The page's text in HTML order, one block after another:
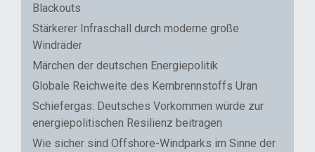
Blackouts
Stärkerer Infraschall durch moderne große
Windräder
Märchen der deutschen Energiepolitik
Globale Reichweite des Kernbrennstoffs Uran
Schiefergas: Deutsches Vorkommen würde zur
energiepolitischen Resilienz beitragen
Wie sicher sind Offshore-Windparks im Sinne der